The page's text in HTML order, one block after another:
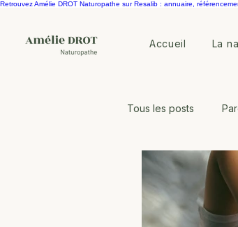
Retrouvez Amélie DROT Naturopathe sur Resalib : annuaire,
Accueil La
Tous les posts
Equilibre